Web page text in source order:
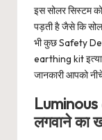
इस सोलर सिस्टम
पड़ती है जैसे कि
भी कुछ Safety
earthing kit
जानकारी आपको
Luminous
लगवाने का